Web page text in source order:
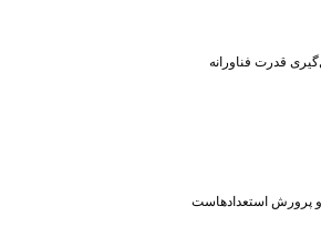
قدرت فناورانه
و پرورش استعدادهاست